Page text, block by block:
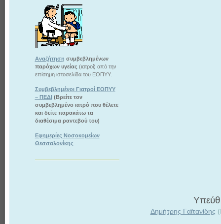
Αναζήτηση συμβεβλημένων
παρόχων υγείας (ιατροί) από την
επίσημη ιστοσελίδα του ΕΟΠΥΥ.
Συμβεβλημένοι Γιατροί ΕΟΠΥΥ
– ΠΕΔΙ(Βρείτε τον
συμβεβλημένο ιατρό που θέλετε
και δείτε παρακάτω τα
διαθέσιμα ραντεβού του)
Εφημερίες Νοσοκομείων
Θεσσαλονίκης
Δημήτρης Γαϊτανίδης